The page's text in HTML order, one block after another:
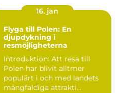
16. jan
Flyga till Polen: En
djupdykning i
resmöjligheterna
Introduktion: Att resa till
Polen har blivit alltmer
populärt i och med landets
mångfaldiga attrakti...